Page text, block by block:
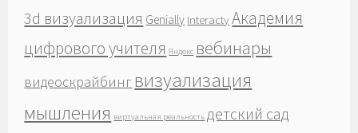
3d визуализация Genially Interacty Академия
цифрового учителя Яндекс вебинары
видеоскрайбинг визуализация
мышления виртуальная реальность детский сад